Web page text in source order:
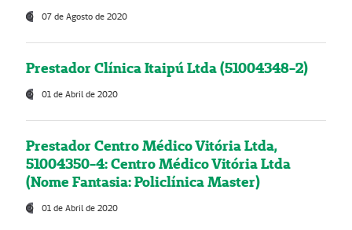
07 de Agosto de 2020
Prestador Clínica Itaipú Ltda (51004348-2)
01 de Abril de 2020
Prestador Centro Médico Vitória Ltda,
51004350-4: Centro Médico Vitória Ltda
(Nome Fantasia: Policlínica Master)
01 de Abril de 2020